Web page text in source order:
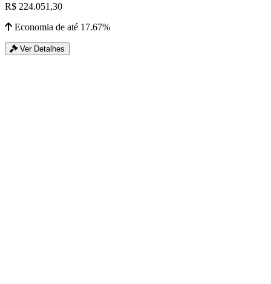
R$ 224.051,30
Economia de até 17.67%
Ver Detalhes